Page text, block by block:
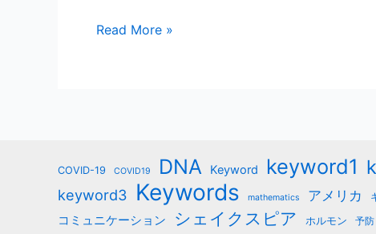
c
k
itt
Read More »
COVID-19 COVID19 DNA Keyword keyword1
keyword3 Keywords mathematics アメリカ
コミュニケーション シェイクスピア ホルモン 予防